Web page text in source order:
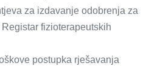
za izdavanje odobrenja za
fizioterapeutskih
postupka rješavanja